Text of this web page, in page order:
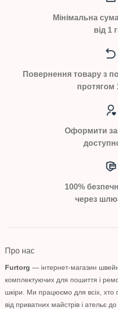
Мінімальна
від 1
Повернення товару з
протягом
Оформити
100%
через
Про нас
Furtorg — інтернет-магазин
комплектуючих для пошиття і
шкіри. Ми працюємо для всіх, хто
від приватних майстрів і ательє